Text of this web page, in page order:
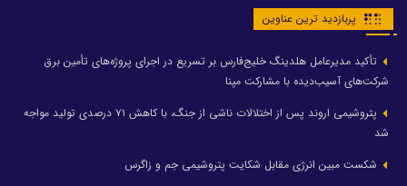
پربازدید ترین عناوین
تأکید مدیرعامل هلدینگ خلیج‌فارس بر تسریع در اجرای پروژه‌های تأمین برق
شرکت‌های آسیب‌دیده با مشارکت مپنا
پتروشیمی اروند پس از اختلالات ناشی از جنگ، با کاهش ۷۱ درصدی تولید مواجه
شد
شکست مبین انرژی مقابل شکایت پتروشیمی جم و زاگرس